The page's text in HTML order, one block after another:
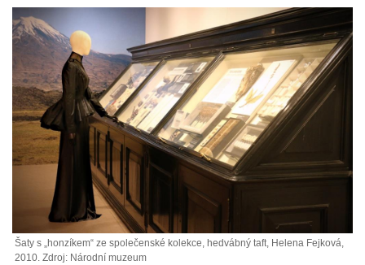
Šaty s „honzíkem“ ze společenské kolekce, hedvábný taft, Helena Fejková,
2010. Zdroj: Národní muzeum